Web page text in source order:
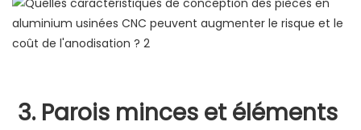
3. Parois minces et éléments